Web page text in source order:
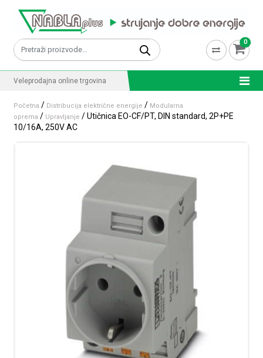
Pretraži: 0
Veleprodajna online trgovina
Početna / Distribucija električne energije / Modularna
oprema / Upravljanje / Utičnica EO-CF/PT, DIN standard, 2P+PE
10/16A, 250V AC